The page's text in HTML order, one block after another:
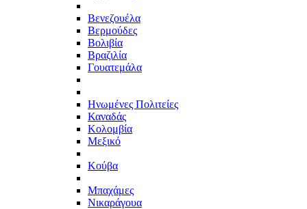
Βενεζουέλα
Βερμούδες
Βολιβία
Βραζιλία
Γουατεμάλα
Ηνωμένες Πολιτείες
Καναδάς
Κολομβία
Μεξικό
Κούβα
Μπαχάμες
Νικαράγουα